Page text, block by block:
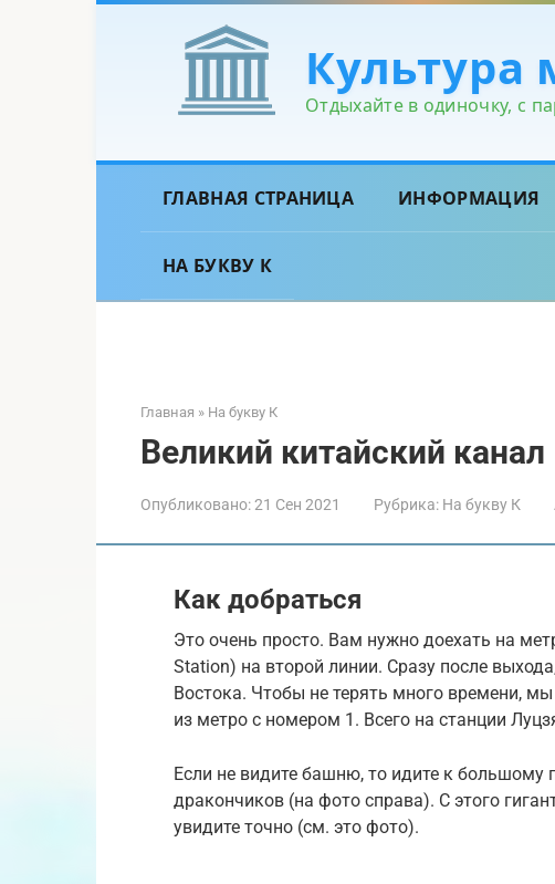
Культура
Отдыхайте в одиночку, с
ГЛАВНАЯ СТРАНИЦА ИНФОРМАЦИЯ
НА БУКВУ К
Главная » На букву К
Великий китайский канал
Опубликовано:21 Сен 2021 Рубрика: На букву К
Как добраться
Это очень просто. Вам нужно доехать на
Station) на второй линии. Сразу после
Востока. Чтобы не терять много времени,
из метро с номером 1. Всего на станции
Если не видите башню, то идите к
дракончиков (на фото справа). С этого
увидите точно (см. это фото).